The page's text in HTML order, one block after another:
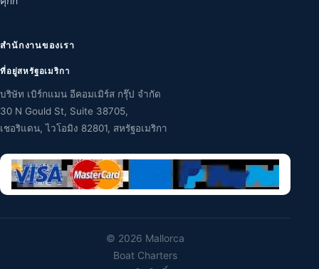
สำนักงานของเรา
ที่อยู่สหรัฐอเมริกา
บริษัท เบิร์กแมน อีคอมเมิร์ส กรุ๊ป จำกัด
30 N Gould St, Suite 38705,
เชอริแดน, ไวโอมิง 82801, สหรัฐอเมริกา
© 2026 Mallorca
Boat Charters